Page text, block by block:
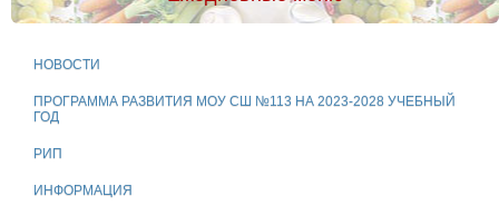
НОВОСТИ
ПРОГРАММА РАЗВИТИЯ МОУ СШ №113 НА 2023-2028 УЧЕБНЫЙ
ГОД
РИП
ИНФОРМАЦИЯ